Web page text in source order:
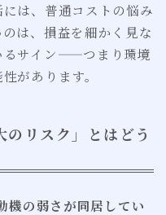
は、普通コストの悩み
は、損益を細かく見な
るサイン——つまり環境
があります。
リスク」とはどう
機の弱さが同居してい